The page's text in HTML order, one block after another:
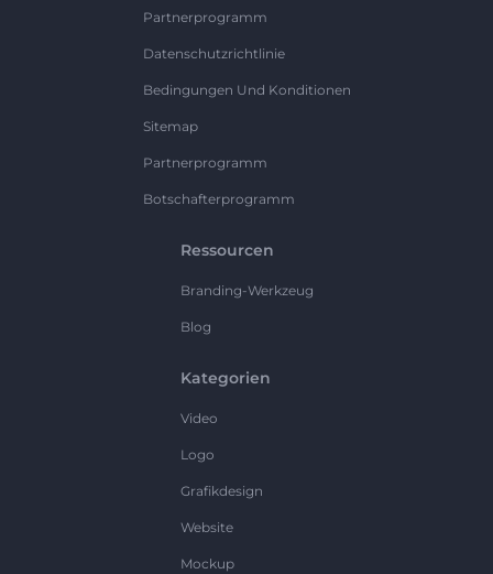
Partnerprogramm
Datenschutzrichtlinie
Bedingungen Und Konditionen
Sitemap
Partnerprogramm
Botschafterprogramm
Ressourcen
Branding-Werkzeug
Blog
Kategorien
Video
Logo
Grafikdesign
Website
Mockup